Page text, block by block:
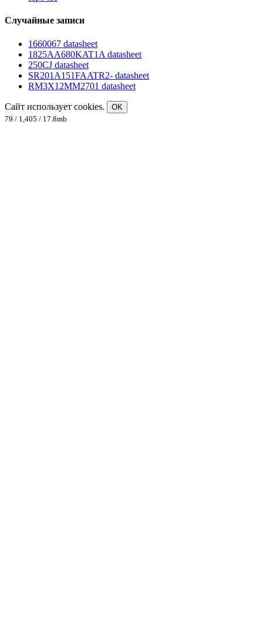
Случайные записи
1660067 datasheet
1825AA680KAT1A datasheet
250CJ datasheet
SR201A151FAATR2- datasheet
RM3X12MM2701 datasheet
Сайт использует cookies.
OK
79 / 1,405 / 17.8mb